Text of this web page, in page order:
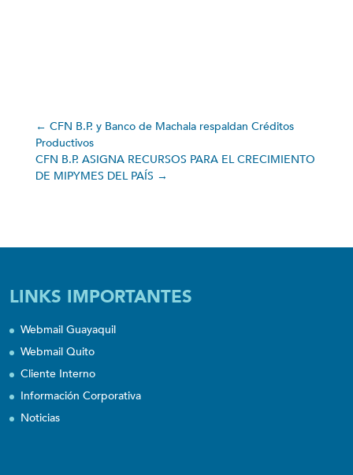
← CFN B.P. y Banco de Machala respaldan Créditos
Productivos
CFN B.P. ASIGNA RECURSOS PARA EL CRECIMIENTO
DE MIPYMES DEL PAÍS →
LINKS IMPORTANTES
Webmail Guayaquil
Webmail Quito
Cliente Interno
Información Corporativa
Noticias